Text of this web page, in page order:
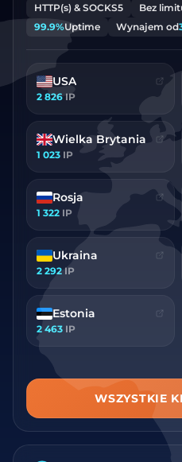
HTTP(s) & SOCKS5 Bez
99.9%Uptime Wynajem od
USA
2 826 IP
Wielka Brytania
1 023 IP
Rosja
1 322 IP
Ukraina
2 292 IP
Estonia
2 463 IP
WSZYSTKIE